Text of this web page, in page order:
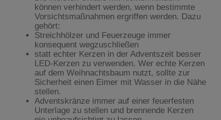
können verhindert werden, wenn bestimmte
Vorsichtsmaßnahmen ergriffen werden. Dazu
gehört:
Streichhölzer und Feuerzeuge immer
konsequent wegzuschließen
statt echter Kerzen in der Adventszeit besser
LED-Kerzen zu verwenden. Wer echte Kerzen
auf dem Weihnachtsbaum nutzt, sollte zur
Sicherheit einen Eimer mit Wasser in die Nähe
stellen.
Adventskränze immer auf einer feuerfesten
Unterlage zu stellen und brennende Kerzen